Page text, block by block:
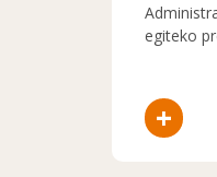
egiteko
+